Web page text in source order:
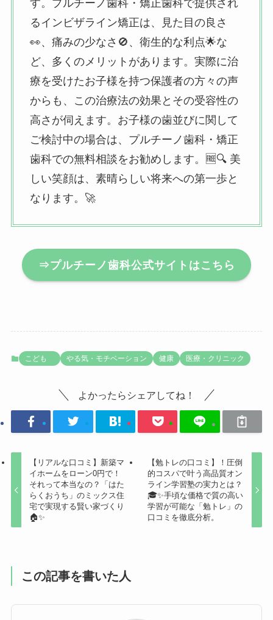
す。プルチーノ歯科・矯正歯科で提供され
るインビザライン矯正は、見た目の良さ
👀、痛みの少なさ🚫、衛生的な利点🌟な
ど、多くのメリットがあります。実際に治
療を受けたお子様を持つ保護者の方々の声
からも、この治療法の効果とその受容性の
高さが伺えます。お子様の歯並びに関して
ご検討中の場合は、プルチーノ歯科・矯正
歯科での無料相談をお勧めします。🆓🔍 美
しい笑顔は、素晴らしい将来への第一歩と
なります。🚀
⇒プルチーノ歯科公式サイトはこちら
こども やる気・モチベーション 健康 医療・クリニック
よかったらシェアしてね！
【リアルな口コミ】新築マ
イホームをローン0円で！
それって本当なの？「はた
らくおうち」のミックス住
宅で実現する賢い家づくり
🏠✨
【勉トレの口コミ】！圧倒
的コスパで叶う高品質オン
ライン学習塾の実力とは？
🎓✨手頃な価格で質の高い
学習が可能な「勉トレ」の
口コミを徹底分析。
この記事を書いた人